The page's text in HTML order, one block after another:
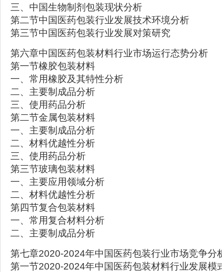
三、中国生物制剂包装现状分析
第二节中国医药包装行业发展技术环境分析
第三节中国医药包装行业发展对策研究
第六章中国医药包装材料行业市场运行态势分析
第一节橡胶包装材料
一、常用橡胶及其特性分析
二、主要制成品分析
三、使用药品分析
第二节金属包装材料
一、主要制成品分析
二、材料优越性分析
三、使用药品分析
第三节玻璃包装材料
一、主要应用领域分析
二、材料优越性分析
第四节复合包装材料
一、常用复合材料分析
二、主要制成品分析
第七章2020-2024年中国医药包装行业市场竞争分
第一节2020-2024年中国医药包装材料行业发展模